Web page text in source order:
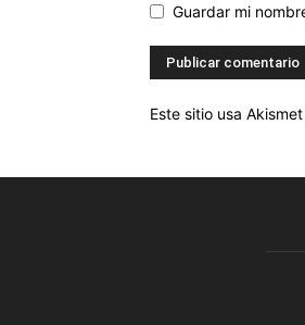
Guardar mi
Este sitio usa